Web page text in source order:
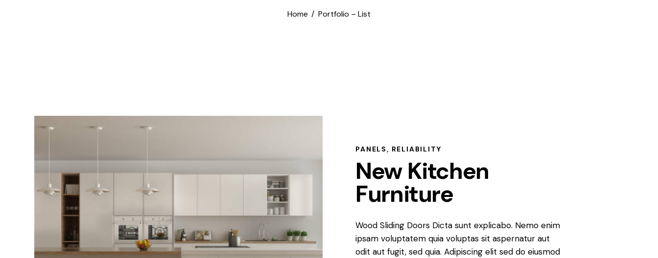
Home Portfolio – List
PANELS , RELIABILITY
New Kitchen
Furniture
Wood Sliding Doors Dicta sunt explicabo. Nemo enim
ipsam voluptatem quia voluptas sit aspernatur aut
odit aut fugit, sed quia. Adipiscing elit sed do eiusmod